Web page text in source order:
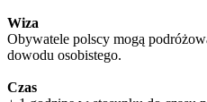
Wiza
Obywatele polscy mogą
dowodu osobistego.
Czas